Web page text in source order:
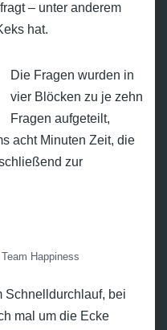
– unter anderem
hat.
Die Fragen wurden in
vier Blöcken zu je zehn
Fragen aufgeteilt,
acht Minuten Zeit, die
zur
Team Happiness
Schnelldurchlauf, bei
mal um die Ecke